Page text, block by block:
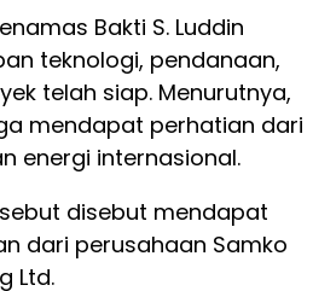
Bakti S. Luddin
teknologi, pendanaan,
telah siap. Menurutnya,
mendapat perhatian dari
energi internasional.
disebut mendapat
dari perusahaan Samko
Ltd.